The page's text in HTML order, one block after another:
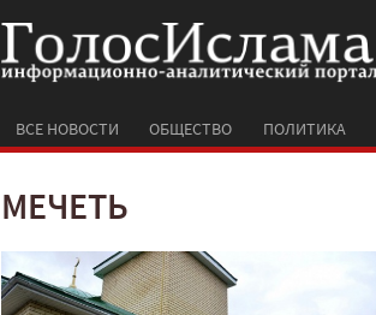
ВСЕ НОВОСТИ ОБЩЕСТВО ПОЛИТИКА
МЕЧЕТЬ